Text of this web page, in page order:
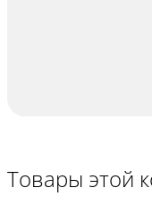
Товары этой